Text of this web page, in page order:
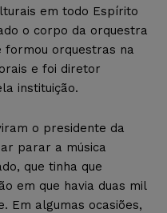
em todo Espírito
o corpo da orquestra
formou orquestras na
e foi diretor
instituição.
o presidente da
parar a música
que tinha que
em que havia duas mil
Em algumas ocasiões,